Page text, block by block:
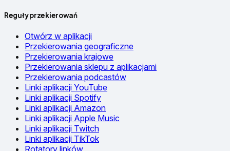
Reguły przekierowań
Otwórz w aplikacji
Przekierowania geograficzne
Przekierowania krajowe
Przekierowania sklepu z aplikacjami
Przekierowania podcastów
Linki aplikacji YouTube
Linki aplikacji Spotify
Linki aplikacji Amazon
Linki aplikacji Apple Music
Linki aplikacji Twitch
Linki aplikacji TikTok